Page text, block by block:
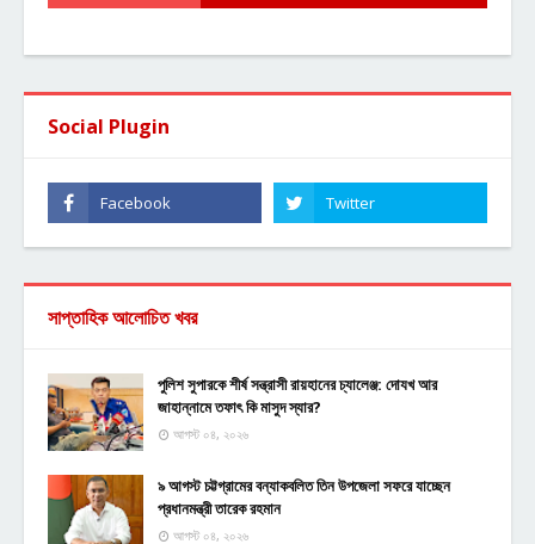
Social Plugin
সাপ্তাহিক আলোচিত খবর
পুলিশ সুপারকে শীর্ষ সন্ত্রাসী রায়হানের চ্যালেঞ্জ: দোযখ আর
জাহান্নামে তফাৎ কি মাসুদ স্যার?
আগস্ট ০৪, ২০২৬
৯ আগস্ট চট্টগ্রামের বন্যাকবলিত তিন উপজেলা সফরে যাচ্ছেন
প্রধানমন্ত্রী তারেক রহমান
আগস্ট ০৪, ২০২৬